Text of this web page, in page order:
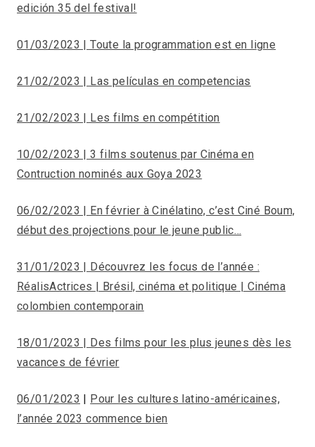
edición 35 del festival!
01/03/2023 | Toute la programmation est en ligne
21/02/2023 | Las películas en competencias
21/02/2023 | Les films en compétition
10/02/2023 | 3 films soutenus par Cinéma en
Contruction nominés aux Goya 2023
06/02/2023 | En février à Cinélatino, c’est Ciné Boum,
début des projections pour le jeune public…
31/01/2023 | Découvrez les focus de l’année :
RéalisActrices | Brésil, cinéma et politique | Cinéma
colombien contemporain
18/01/2023 | Des films pour les plus jeunes dès les
vacances de février
06/01/2023 | Pour les cultures latino-américaines,
l’année 2023 commence bien